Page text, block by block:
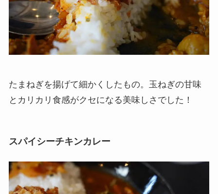
たまねぎを揚げて細かくしたもの。玉ねぎの甘味
とカリカリ食感がクセになる美味しさでした！
スパイシーチキンカレー